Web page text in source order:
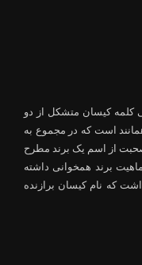
کلمه کیسان متشکل از دو
است که در مجموع به
از اسم یک برند مطرح
برند همخوانی داشته
که نام کیسان برازنده